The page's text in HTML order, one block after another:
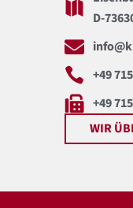
D-
+49
+49
WIR